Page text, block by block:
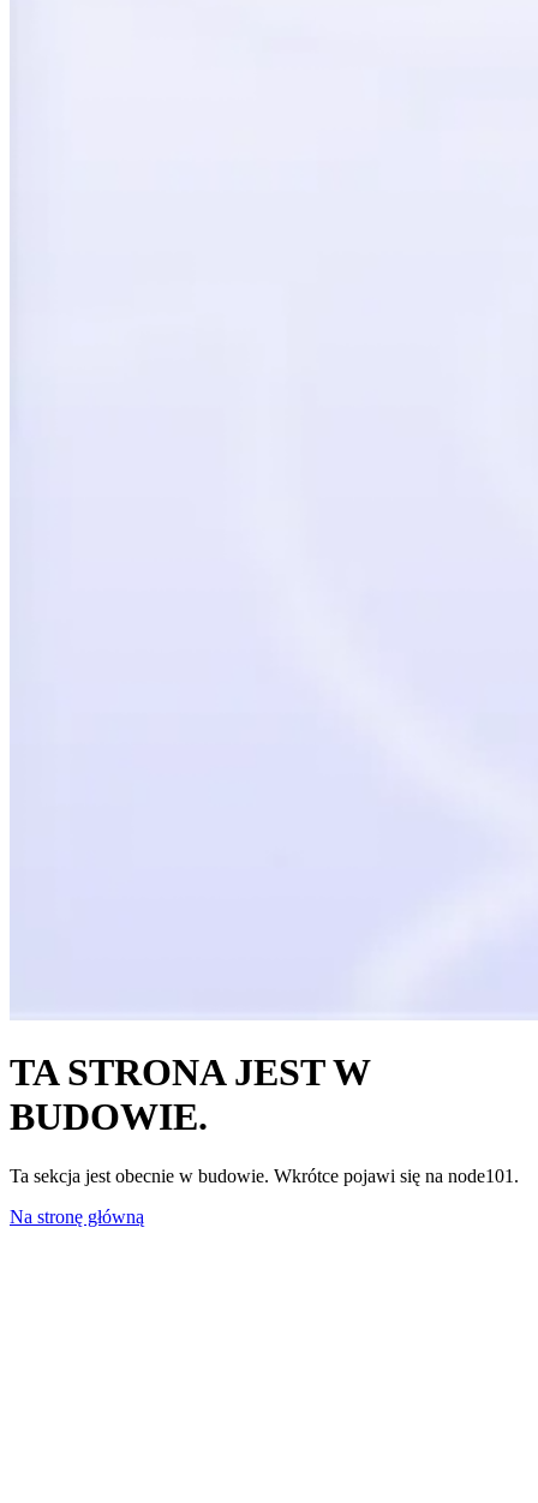
TA STRONA JEST W
BUDOWIE.
Ta sekcja jest obecnie w budowie. Wkrótce pojawi się na node101.
Na stronę główną